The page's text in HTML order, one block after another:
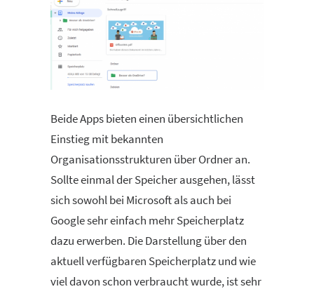
Beide Apps bieten einen übersichtlichen
Einstieg mit bekannten
Organisationsstrukturen über Ordner an.
Sollte einmal der Speicher ausgehen, lässt
sich sowohl bei Microsoft als auch bei
Google sehr einfach mehr Speicherplatz
dazu erwerben. Die Darstellung über den
aktuell verfügbaren Speicherplatz und wie
viel davon schon verbraucht wurde, ist sehr